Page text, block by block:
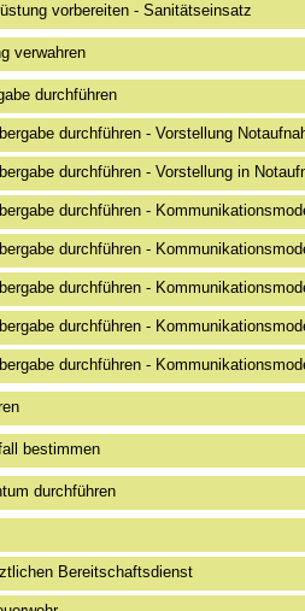
vorbereiten - Sanitätseinsatz
verwahren
durchführen
durchführen - Vorstellung
durchführen - Vorstellung in
durchführen -
durchführen -
durchführen -
durchführen -
durchführen -
bestimmen
durchführen
Bereitschaftsdienst